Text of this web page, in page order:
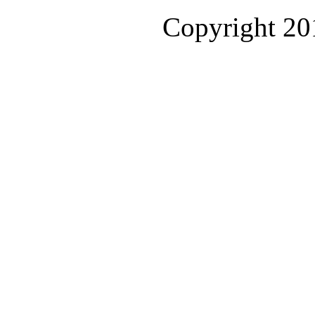
Copyright